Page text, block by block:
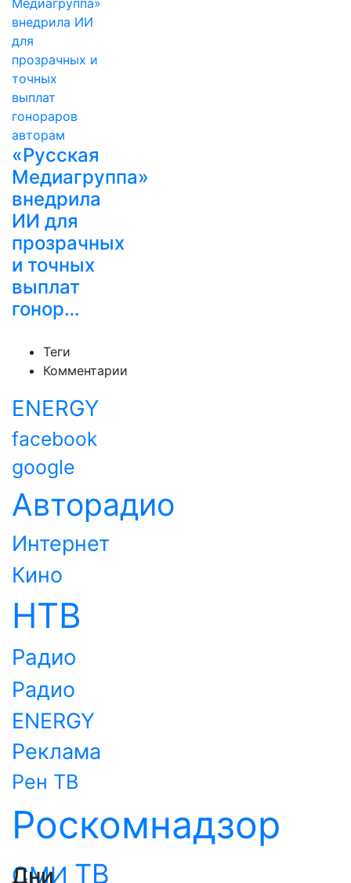
«Русская
Медиагруппа»
внедрила
ИИ для
прозрачных
и точных
выплат
гонор…
Теги
Комментарии
ENERGY
facebook
google
Авторадио
Интернет
Кино
НТВ
Радио
Радио
ENERGY
Реклама
Рен ТВ
Роскомнадзор
СМИ ТВ
Дни